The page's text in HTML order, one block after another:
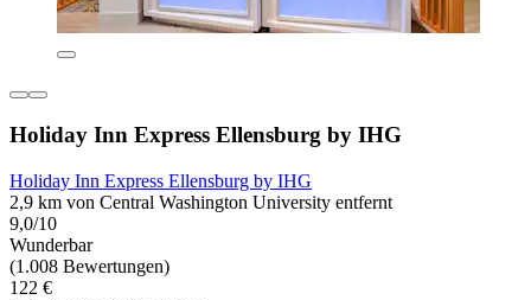
Holiday Inn Express Ellensburg by IHG
Holiday Inn Express Ellensburg by IHG
2,9 km von Central Washington University entfernt
9,0/10
Wunderbar
(1.008 Bewertungen)
122 €